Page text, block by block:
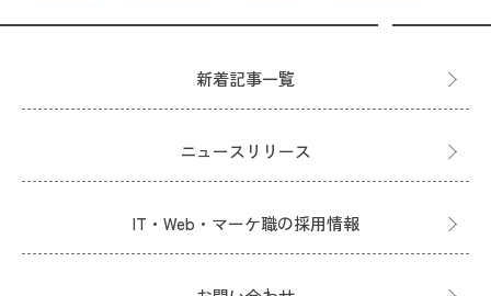
新着記事一覧
ニュースリリース
IT・Web・マーケ職の採用情報